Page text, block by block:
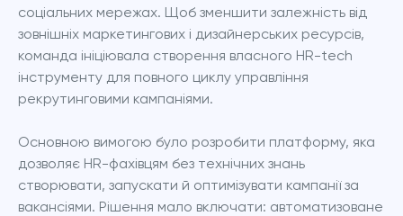
соціальних мережах. Щоб зменшити залежність від
зовнішніх маркетингових і дизайнерських ресурсів,
команда ініціювала створення власного HR-tech
інструменту для повного циклу управління
рекрутинговими кампаніями.
Основною вимогою було розробити платформу, яка
дозволяє HR-фахівцям без технічних знань
створювати, запускати й оптимізувати кампанії за
вакансіями. Рішення мало включати: автоматизоване